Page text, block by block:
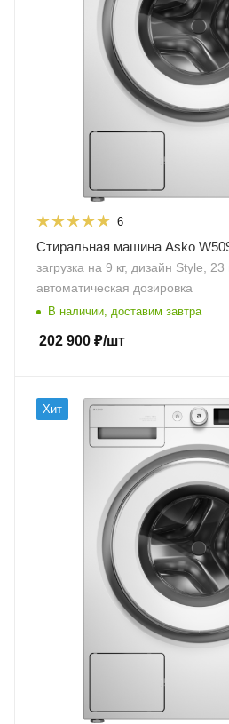
6
Стиральная машина Asko
загрузка на 9 кг, дизайн Style,
автоматическая дозировка
В наличии, доставим завтра
202 900 ₽/шт
Хит